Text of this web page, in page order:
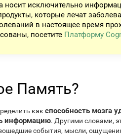
носит исключительно
которые лечат
в настоящее время
посетите Платформу
Память?
как способность мозга
информацию. Другими словами,
события, мысли,